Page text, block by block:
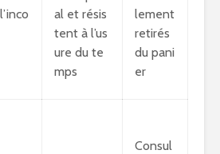
al et résis
tent à l’us
ure du te
mps
lement
retirés
du pani
er
Consul